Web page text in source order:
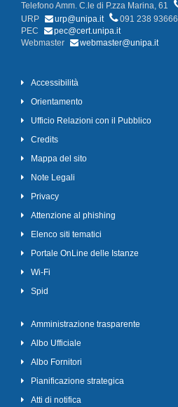
Telefono Amm. C.le di P.zza Marina, 61
URP
urp@unipa.it
091 238 93666
PEC
pec@cert.unipa.it
Webmaster
webmaster@unipa.it
Accessibilità
Orientamento
Ufficio Relazioni con il Pubblico
Credits
Mappa del sito
Note Legali
Privacy
Attenzione al phishing
Elenco siti tematici
Portale OnLine delle Istanze
Wi-Fi
Spid
Amministrazione trasparente
Albo Ufficiale
Albo Fornitori
Pianificazione strategica
Atti di notifica